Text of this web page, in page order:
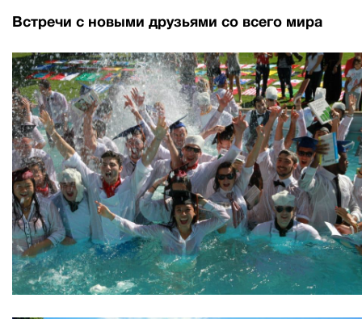
Встречи с новыми друзьями со всего мира